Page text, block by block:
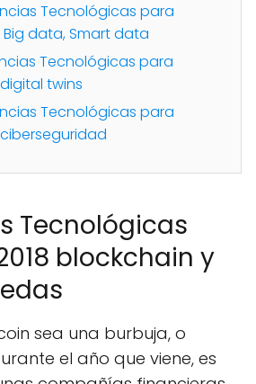
Tecnológicas para
Big data, Smart data
Tecnológicas para
twins
Tecnológicas para
Tecnológicas
blockchain y
sea una burbuja, o
el año que viene, es